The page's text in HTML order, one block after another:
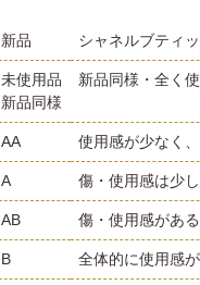
新品 シャネルブティ
未使用品
新品同様
新品同様・全く
AA 使用感が少なく
A 傷・使用感は少
AB 傷・使用感があ
B 全体的に使用感